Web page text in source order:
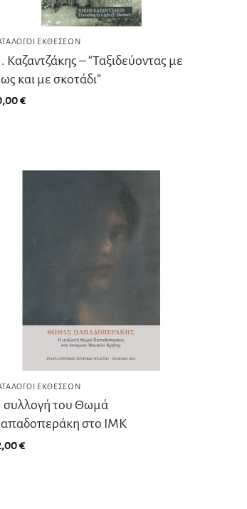
ΕΚΘΈΣΕΩΝ
Καζαντζάκης – “Ταξιδεύοντας με
και με σκοτάδι”
€
ΕΚΘΈΣΕΩΝ
συλλογή του Θωμά
στο ΙΜΚ
€